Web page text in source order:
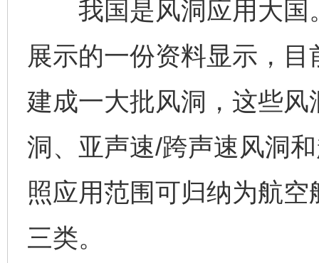
我国是风洞应用大国
展示的一份资料显示，
建成一大批风洞，这些
洞、亚声速/跨声速风洞
照应用范围可归纳为航
三类。